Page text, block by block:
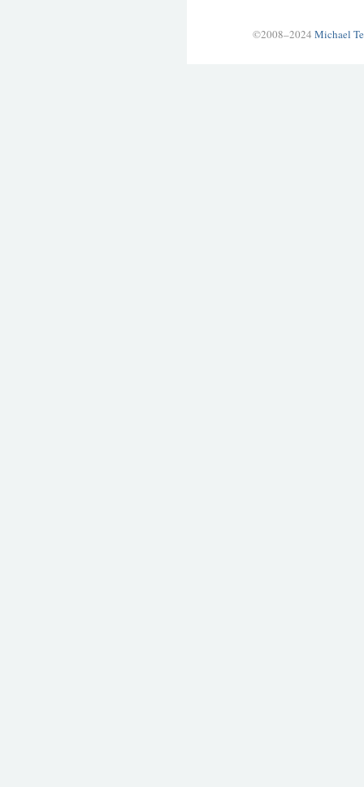
©2008–2024 Michael